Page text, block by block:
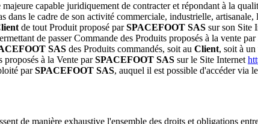
capable juridiquement de contracter et répondant à la
dans le cadre de son activité commerciale, industrielle,
de tout Produit proposé parSPACEFOOT SAS sur son Site
de passer Commande des Produits proposés à la vente par
SAS des Produits commandés, soit au Client, soit à un
proposés à la Vente parSPACEFOOT SAS sur le Site Internet
parSPACEFOOT SAS, auquel il est possible d'accéder via
de manière exhaustive l'ensemble des droits et obligations